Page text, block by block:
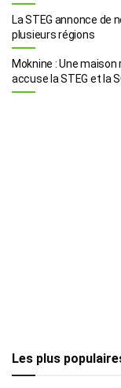
La STEG annonce de
plusieurs régions
Moknine : Une
accuse la STEG et la
Les plus